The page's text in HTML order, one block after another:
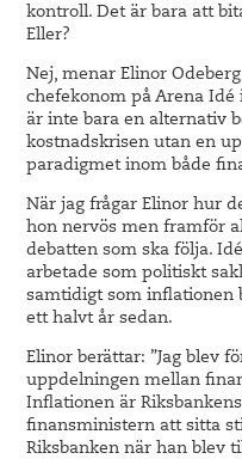
kontroll. Det är bara att
Eller?
Nej, menar Elinor
chefekonom på Arena Idé
är inte bara en alternativ
kostnadskrisen utan en
paradigmet inom både
När jag frågar Elinor hur
hon nervös men framför
debatten som ska följa.
arbetade som politiskt
samtidigt som inflationen
ett halvt år sedan.
Elinor berättar: ”Jag blev
uppdelningen mellan
Inflationen är
finansministern att sitta
Riksbanken när han blev